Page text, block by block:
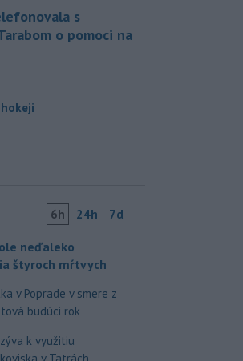
s
o pomoci na
hokeji
6h 24h 7d
neďaleko
štyroch mŕtvych
v Poprade v smere z
budúci rok
k využitiu